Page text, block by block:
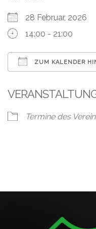
28 Februar, 2026
14:00 - 21:00
ZUM KALENDER
Termine des